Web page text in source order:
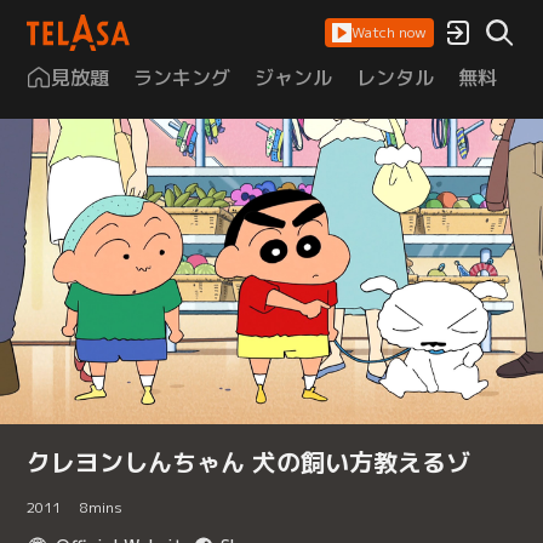
Watch now
見放題 ランキング ジャンル レンタル 無料
クレヨンしんちゃん 犬の飼い方教えるゾ
2011 8mins